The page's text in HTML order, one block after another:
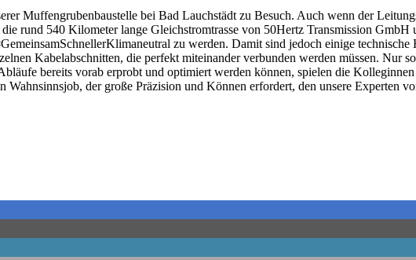
Muf­fen­gru­ben­bau­stel­le bei Bad Lauch­städt zu Besuch. Auch wenn der
rund 540 Kilo­me­ter lan­ge Gleich­strom­tras­se von 50Hertz Trans­mis­si­on GmbH
zu wer­den. Damit sind jedoch eini­ge
Kabel­ab­schnit­ten, die per­fekt mit­ein­an­der ver­bun­den wer­den müs­sen. Nur
bereits vor­ab erprobt und opti­miert wer­den kön­nen, spie­len die
Wahn­sinns­job, der gro­ße Prä­zi­si­on und Kön­nen erfor­dert, den unse­re Exper­ten